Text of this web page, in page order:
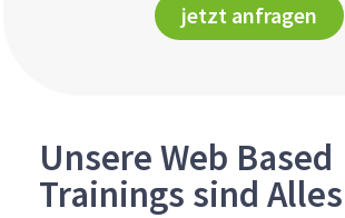
jetzt anfragen
Unsere Web Based
Trainings sind